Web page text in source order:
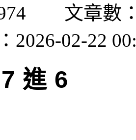
974 文章數
2026-02-22
進 6